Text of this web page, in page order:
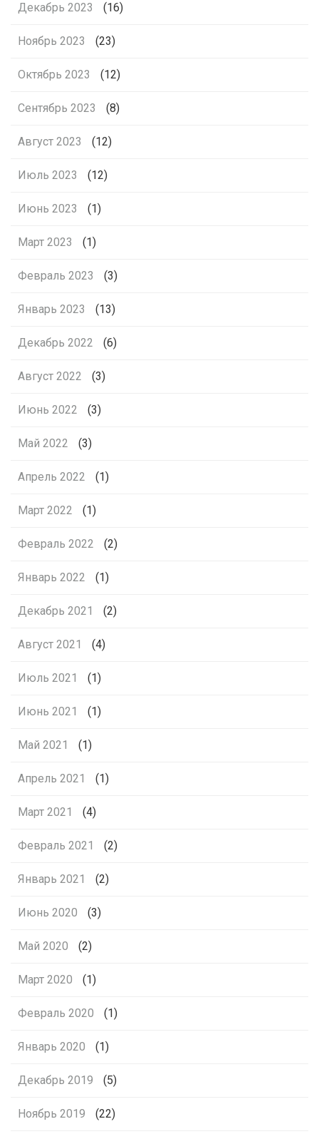
Декабрь 2023 (16)
Ноябрь 2023 (23)
Октябрь 2023 (12)
Сентябрь 2023 (8)
Август 2023 (12)
Июль 2023 (12)
Июнь 2023 (1)
Март 2023 (1)
Февраль 2023 (3)
Январь 2023 (13)
Декабрь 2022 (6)
Август 2022 (3)
Июнь 2022 (3)
Май 2022 (3)
Апрель 2022 (1)
Март 2022 (1)
Февраль 2022 (2)
Январь 2022 (1)
Декабрь 2021 (2)
Август 2021 (4)
Июль 2021 (1)
Июнь 2021 (1)
Май 2021 (1)
Апрель 2021 (1)
Март 2021 (4)
Февраль 2021 (2)
Январь 2021 (2)
Июнь 2020 (3)
Май 2020 (2)
Март 2020 (1)
Февраль 2020 (1)
Январь 2020 (1)
Декабрь 2019 (5)
Ноябрь 2019 (22)